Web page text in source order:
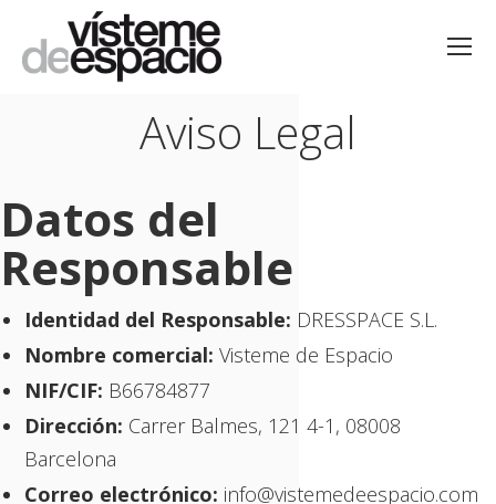
Aviso Legal
Datos del
Responsable
Identidad del Responsable: DRESSPACE S.L.
Nombre comercial: Visteme de Espacio
NIF/CIF: B66784877
Dirección: Carrer Balmes, 121 4-1, 08008
Barcelona
Correo electrónico: info@vistemedeespacio.com